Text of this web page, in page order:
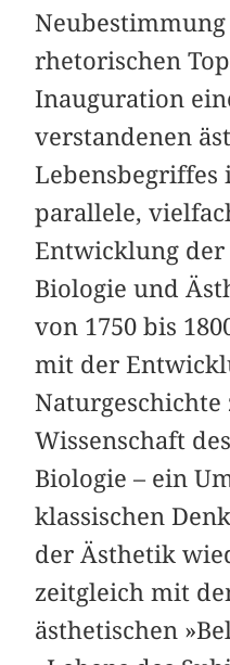
Neubestimmung
rhetorischen
Inauguration
verstandenen
Lebensbegriffes
parallele,
Entwicklung
Biologie und
von 1750 bis
mit der
Naturgeschichte
Wissenschaft
Biologie – ein
klassischen
der Ästhetik
zeitgleich mit
ästhetischen